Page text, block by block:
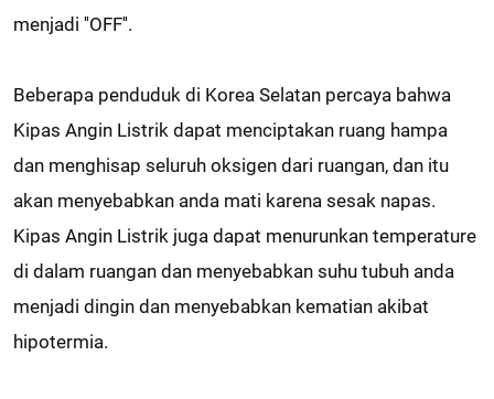
menjadi ''OFF''.
Beberapa penduduk di Korea Selatan percaya bahwa
Kipas Angin Listrik dapat menciptakan ruang hampa
dan menghisap seluruh oksigen dari ruangan, dan itu
akan menyebabkan anda mati karena sesak napas.
Kipas Angin Listrik juga dapat menurunkan temperature
di dalam ruangan dan menyebabkan suhu tubuh anda
menjadi dingin dan menyebabkan kematian akibat
hipotermia.